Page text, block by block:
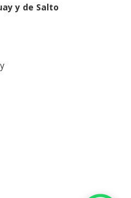
y de Salto